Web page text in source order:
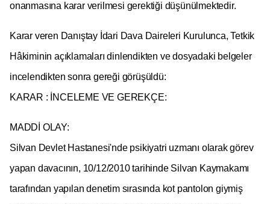
onanmasına karar verilmesi gerektiği düşünülmektedir.
Karar veren Danıştay İdari Dava Daireleri Kurulunca, Tetkik
Hâkiminin açıklamaları dinlendikten ve dosyadaki belgeler
incelendikten sonra gereği görüşüldü:
KARAR : İNCELEME VE GEREKÇE:
MADDİ OLAY:
Silvan Devlet Hastanesi'nde psikiyatri uzmanı olarak görev
yapan davacının, 10/12/2010 tarihinde Silvan Kaymakamı
tarafından yapılan denetim sırasında kot pantolon giymiş